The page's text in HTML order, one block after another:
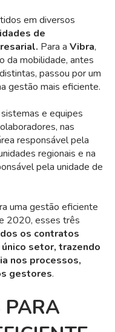
em diversos
de
Para a Vibra,
da mobilidade, antes
passou por um
gestão mais eficiente.
e equipes
nas
responsável pela
regionais e na
pela unidade de
uma gestão eficiente
2020, esses três
os contratos
setor, trazendo
nos processos,
gestores.
PARA